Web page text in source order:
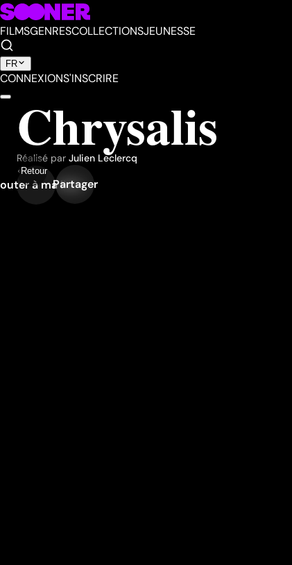
FILMSGENRESCOLLECTIONSJEUNESSE
FR
CONNEXIONS'INSCRIRE
Retour
Chrysalis
Réalisé par Julien Leclercq
à ma liste
Partager